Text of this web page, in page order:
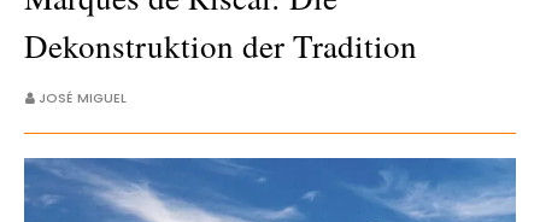
Dekonstruktion der Tradition
JOSÉ MIGUEL